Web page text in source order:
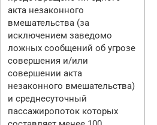
акта незаконного
вмешательства (за
исключением заведомо
ложных сообщений об угрозе
совершения и/или
совершении акта
незаконного вмешательства)
и среднесуточный
пассажиропоток которых